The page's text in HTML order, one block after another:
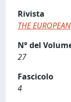
Rivista
THE
N° del
27
Fascicolo
4